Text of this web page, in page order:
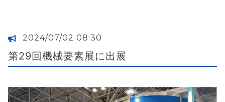
2024/07/02 08:30
第29回機械要素展に出展